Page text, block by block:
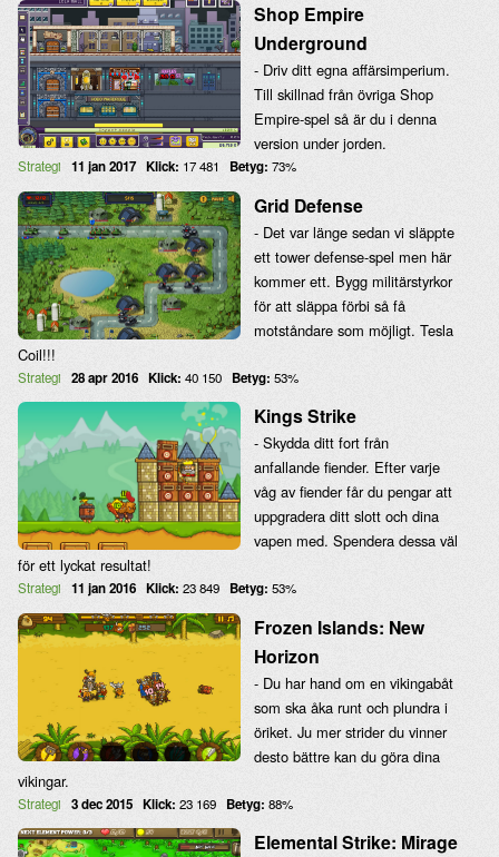
Shop Empire
Underground
- Driv ditt egna affärsimperium.
Till skillnad från övriga Shop
Empire-spel så är du i denna
version under jorden.
Strategi 11 jan 2017 Klick: 17 481 Betyg: 73%
Grid Defense
- Det var länge sedan vi släppte
ett tower defense-spel men här
kommer ett. Bygg militärstyrkor
för att släppa förbi så få
motståndare som möjligt. Tesla
Coil!!!
Strategi 28 apr 2016 Klick: 40 150 Betyg: 53%
Kings Strike
- Skydda ditt fort från
anfallande fiender. Efter varje
våg av fiender får du pengar att
uppgradera ditt slott och dina
vapen med. Spendera dessa väl
för ett lyckat resultat!
Strategi 11 jan 2016 Klick: 23 849 Betyg: 53%
Frozen Islands: New
Horizon
- Du har hand om en vikingabåt
som ska åka runt och plundra i
öriket. Ju mer strider du vinner
desto bättre kan du göra dina
vikingar.
Strategi 3 dec 2015 Klick: 23 169 Betyg: 88%
Elemental Strike: Mirage